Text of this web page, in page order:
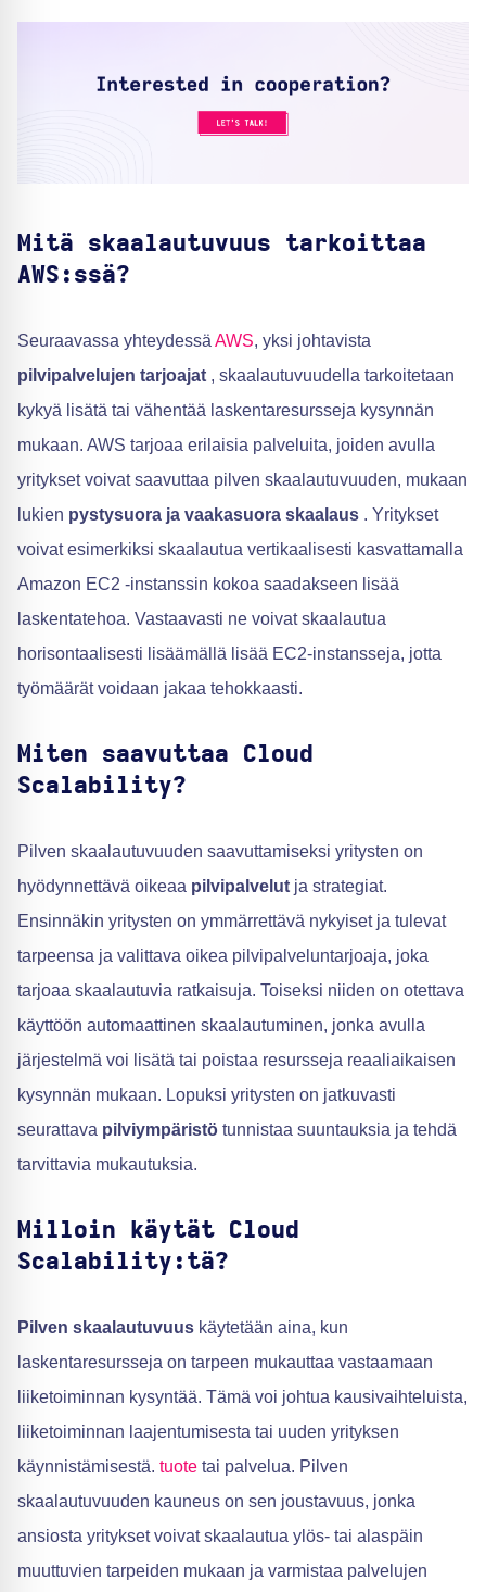
Mitä skaalautuvuus tarkoittaa
AWS:ssä?
Seuraavassa yhteydessä AWS, yksi johtavista
pilvipalvelujen tarjoajat , skaalautuvuudella tarkoitetaan
kykyä lisätä tai vähentää laskentaresursseja kysynnän
mukaan. AWS tarjoaa erilaisia palveluita, joiden avulla
yritykset voivat saavuttaa pilven skaalautuvuuden, mukaan
lukien pystysuora ja vaakasuora skaalaus . Yritykset
voivat esimerkiksi skaalautua vertikaalisesti kasvattamalla
Amazon EC2 -instanssin kokoa saadakseen lisää
laskentatehoa. Vastaavasti ne voivat skaalautua
horisontaalisesti lisäämällä lisää EC2-instansseja, jotta
työmäärät voidaan jakaa tehokkaasti.
Miten saavuttaa Cloud
Scalability?
Pilven skaalautuvuuden saavuttamiseksi yritysten on
hyödynnettävä oikeaa pilvipalvelut ja strategiat.
Ensinnäkin yritysten on ymmärrettävä nykyiset ja tulevat
tarpeensa ja valittava oikea pilvipalveluntarjoaja, joka
tarjoaa skaalautuvia ratkaisuja. Toiseksi niiden on otettava
käyttöön automaattinen skaalautuminen, jonka avulla
järjestelmä voi lisätä tai poistaa resursseja reaaliaikaisen
kysynnän mukaan. Lopuksi yritysten on jatkuvasti
seurattava pilviympäristö tunnistaa suuntauksia ja tehdä
tarvittavia mukautuksia.
Milloin käytät Cloud
Scalability:tä?
Pilven skaalautuvuus käytetään aina, kun
laskentaresursseja on tarpeen mukauttaa vastaamaan
liiketoiminnan kysyntää. Tämä voi johtua kausivaihteluista,
liiketoiminnan laajentumisesta tai uuden yrityksen
käynnistämisestä. tuote tai palvelua. Pilven
skaalautuvuuden kauneus on sen joustavuus, jonka
ansiosta yritykset voivat skaalautua ylös- tai alaspäin
muuttuvien tarpeiden mukaan ja varmistaa palvelujen